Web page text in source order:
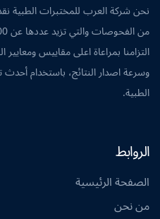
نحن شركة العرب للمختبرات الطبية
التزامنا بمراعاة اعلى مقاييس ومعايير
وسرعة اصدار النتائج، باستخدام أحدث
الطبية.
الروابط
الصفحة الرئيسية
من نحن